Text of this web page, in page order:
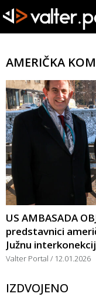
AMERIČKA
US AMBASADA
predstavnici
Južnu
Valter Portal 12.01.2026
IZDVOJENO